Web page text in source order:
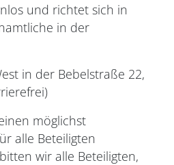
und richtet sich in
in der
in der Bebelstraße 22,
möglichst
alle Beteiligten
wir alle Beteiligten,